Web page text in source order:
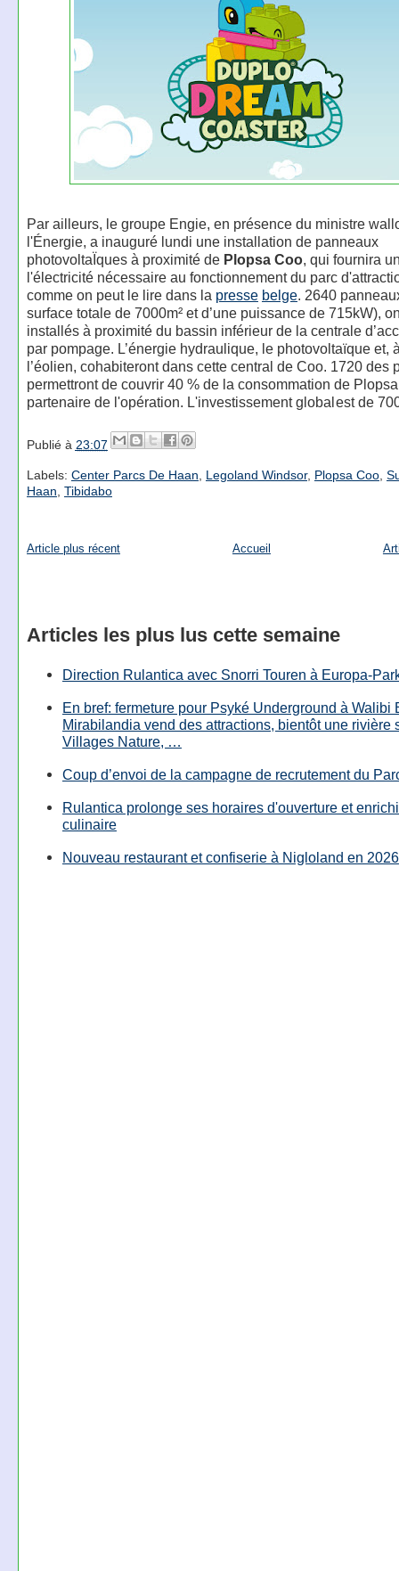
Par ailleurs, le groupe Engie, en présence du ministre
l'Énergie, a inauguré lundi une installation de panneaux
photovoltaÏques à proximité de Plopsa Coo, qui fournira
l'électricité nécessaire au fonctionnement du parc
comme on peut le lire dans la presse belge. 2640
surface totale de 7000m² et d’une puissance de 715kW),
installés à proximité du bassin inférieur de la centrale
par pompage. L’énergie hydraulique, le photovoltaïque et,
l’éolien, cohabiteront dans cette central de Coo. 1720 des
permettront de couvrir 40 % de la consommation de
partenaire de l'opération. L'investissement global est de
Publié à 23:07
Labels: Center Parcs De Haan Legoland Windsor, Plopsa Coo,
Haan Tibidabo
Article plus récent Accueil
Articles les plus lus cette semaine
Direction Rulantica avec Snorri Touren à Europa-
En bref: fermeture pour Psyké Underground à Walibi
Mirabilandia vend des attractions, bientôt une rivière
Villages Nature, …
Coup d’envoi de la campagne de recrutement du
Rulantica prolonge ses horaires d'ouverture et
culinaire
Nouveau restaurant et confiserie à Nigloland en 2026